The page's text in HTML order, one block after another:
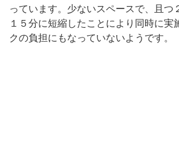
っています。少ないスペースで、且つ
１５分に短縮したことにより同時に実
クの負担にもなっていないようです。